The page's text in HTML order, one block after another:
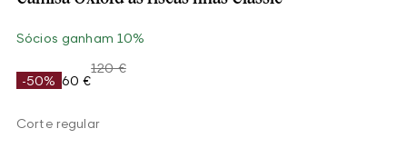
Sócios ganham 10%
-50% 60 €
120 €
Corte regular